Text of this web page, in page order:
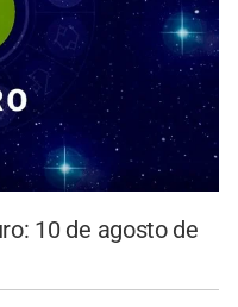
10 de agosto de